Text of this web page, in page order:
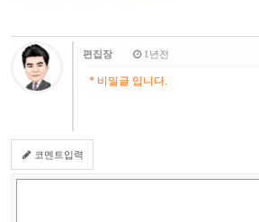
편집장 1년전
* 비밀글 입니다.
코멘트입력